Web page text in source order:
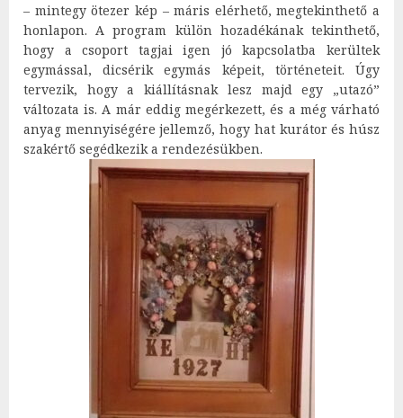
– mintegy ötezer kép – máris elérhető, megtekinthető a
honlapon. A program külön hozadékának tekinthető,
hogy a csoport tagjai igen jó kapcsolatba kerültek
egymással, dicsérik egymás képeit, történeteit. Úgy
tervezik, hogy a kiállításnak lesz majd egy „utazó”
változata is. A már eddig megérkezett, és a még várható
anyag mennyiségére jellemző, hogy hat kurátor és húsz
szakértő segédkezik a rendezésükben.